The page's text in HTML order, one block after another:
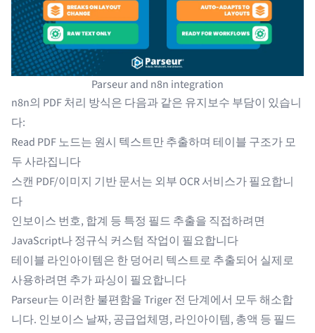
Parseur and n8n integration
n8n의 PDF 처리 방식은 다음과 같은 유지보수 부담이 있습니
다:
Read PDF 노드는 원시 텍스트만 추출하며 테이블 구조가 모
두 사라집니다
스캔 PDF/이미지 기반 문서는 외부 OCR 서비스가 필요합니
다
인보이스 번호, 합계 등 특정 필드 추출을 직접하려면
JavaScript나 정규식 커스텀 작업이 필요합니다
테이블 라인아이템은 한 덩어리 텍스트로 추출되어 실제로
사용하려면 추가 파싱이 필요합니다
Parseur는 이러한 불편함을 Triger 전 단계에서 모두 해소합
니다. 인보이스 날짜, 공급업체명, 라인아이템, 총액 등 필드